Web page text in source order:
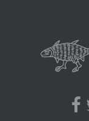
Позиція